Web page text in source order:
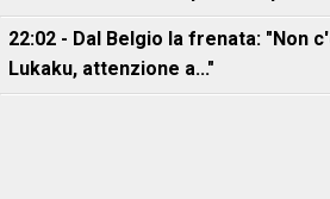
22:02 - Dal Belgio la frenata: "Non
Lukaku, attenzione a..."